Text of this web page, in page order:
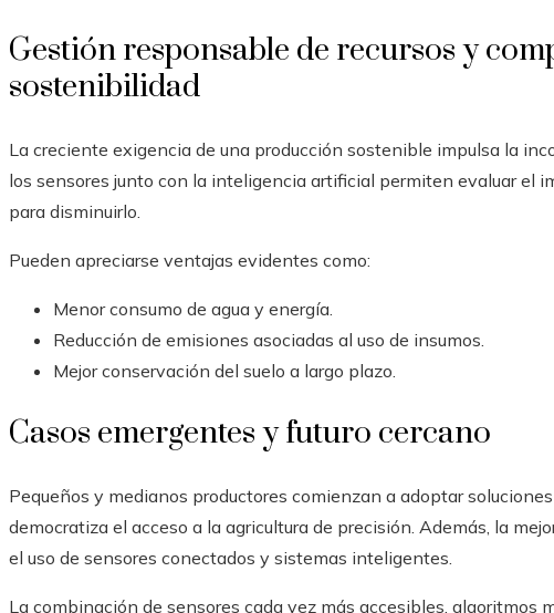
Gestión responsable de recursos y
sostenibilidad
La creciente exigencia de una producción sostenible impulsa la
los sensores junto con la inteligencia artificial permiten evaluar el
para disminuirlo.
Pueden apreciarse ventajas evidentes como:
Menor consumo de agua y energía.
Reducción de emisiones asociadas al uso de insumos.
Mejor conservación del suelo a largo plazo.
Casos emergentes y futuro cercano
Pequeños y medianos productores comienzan a adoptar
democratiza el acceso a la agricultura de precisión. Además, la
el uso de sensores conectados y sistemas inteligentes.
La combinación de sensores cada vez más accesibles, algoritmos